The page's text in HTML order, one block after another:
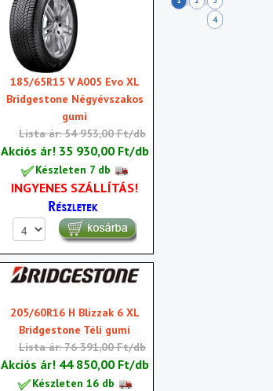
185/65R15 V A005 Evo XL
Bridgestone Négyévszakos
gumi
Lista ár: 54 953,00 Ft/db
Akciós ár! 35 930,00 Ft/db
Készleten 7 db
INGYENES SZÁLLÍTÁS!
205/60R16 H Blizzak 6 XL
Bridgestone Téli gumi
Lista ár: 76 391,00 Ft/db
Akciós ár! 44 850,00 Ft/db
Készleten 16 db
4